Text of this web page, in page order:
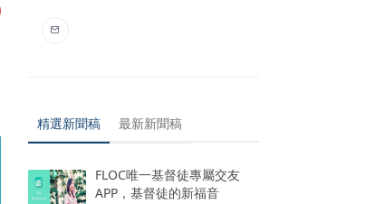
精選新聞稿 最新新聞稿
FLOC唯一基督徒專屬交友
APP，基督徒的新福音